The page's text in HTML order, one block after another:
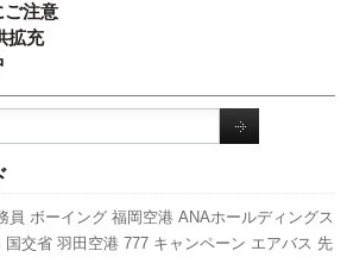
ご注意
拡充
員 ボーイング 福岡空港 ANAホールディングス
国交省 羽田空港 777 キャンペーン エアバス 先